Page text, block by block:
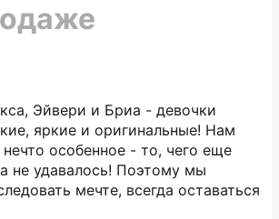
Эйвери и Бриа - девочки
яркие и оригинальные! Нам
нечто особенное - то, чего еще
не удавалось! Поэтому мы
мечте, всегда оставаться